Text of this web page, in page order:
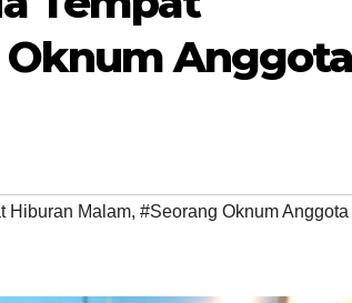
Oknum
Hiburan Malam, #Seorang Oknum Anggota